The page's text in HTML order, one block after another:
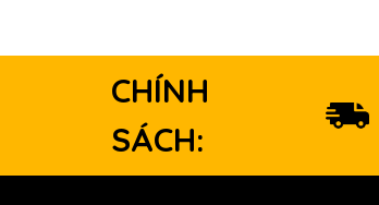
CHÍNH
SÁCH: